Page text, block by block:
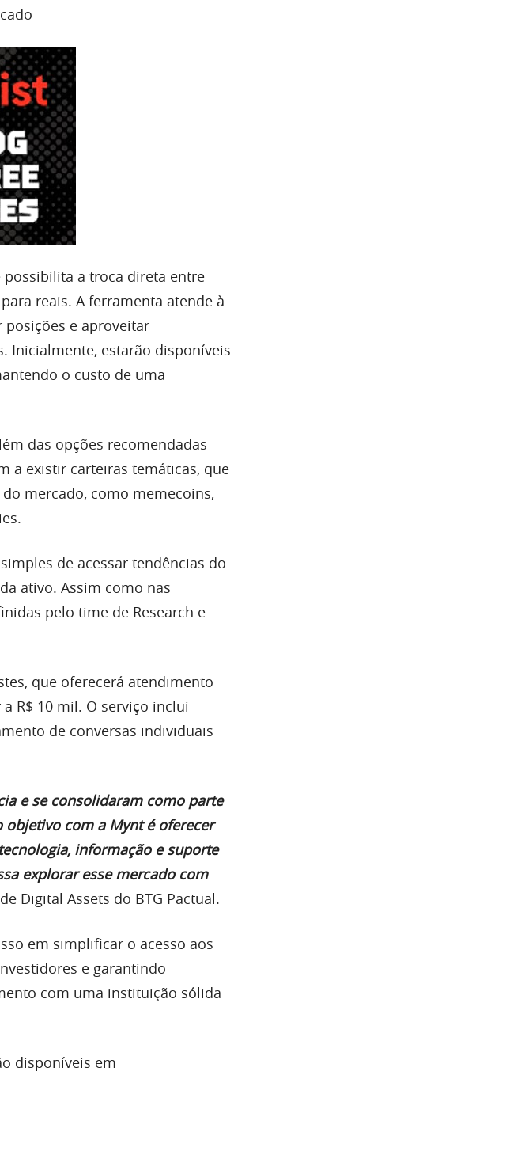
a troca direta entre
reais. A ferramenta atende à
e aproveitar
Inicialmente, estarão disponíveis
o custo de uma
das opções recomendadas –
a existir carteiras temáticas, que
mercado, como memecoins,
de acessar tendências do
ativo. Assim como nas
pelo time de Research e
que oferecerá atendimento
R$ 10 mil. O serviço inclui
de conversas individuais
e se consolidaram como parte
objetivo com a Mynt é oferecer
informação e suporte
explorar esse mercado com
Digital Assets do BTG Pactual.
em simplificar o acesso aos
e garantindo
com uma instituição sólida
disponíveis em